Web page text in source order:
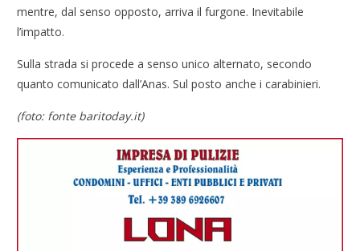
mentre, dal senso opposto, arriva il furgone. Inevitabile
l’impatto.
Sulla strada si procede a senso unico alternato, secondo
quanto comunicato dall’Anas. Sul posto anche i carabinieri.
(foto: fonte baritoday.it)